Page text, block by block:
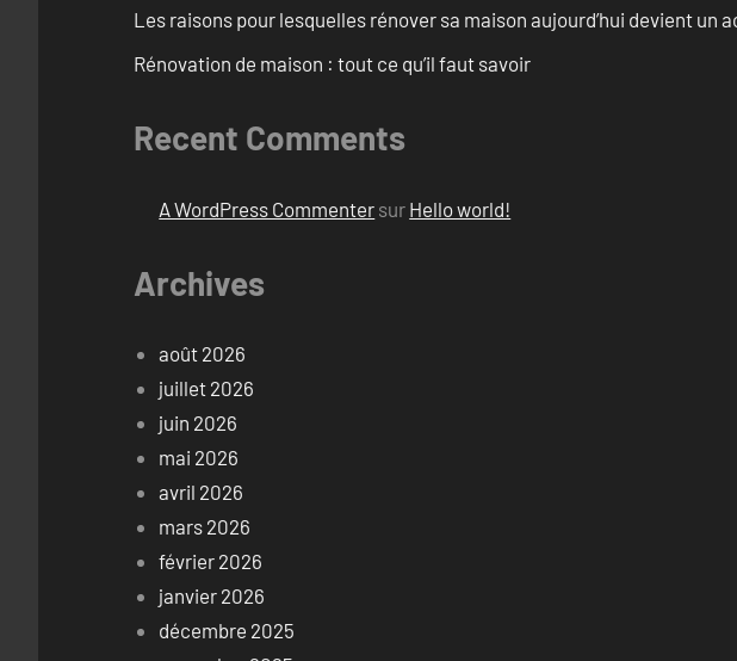
Les raisons pour lesquelles rénover sa maison aujourd’hui devient
Rénovation de maison : tout ce qu’il faut savoir
Recent Comments
A WordPress Commenter sur Hello world!
Archives
août 2026
juillet 2026
juin 2026
mai 2026
avril 2026
mars 2026
février 2026
janvier 2026
décembre 2025